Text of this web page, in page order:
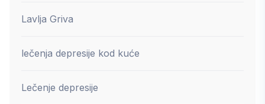
Lavlja Griva
lečenja depresije kod kuće
Lečenje depresije